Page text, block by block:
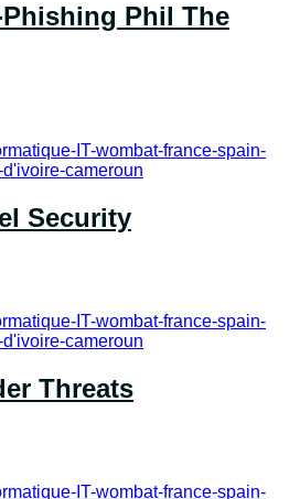
Phil The
Security
Threats